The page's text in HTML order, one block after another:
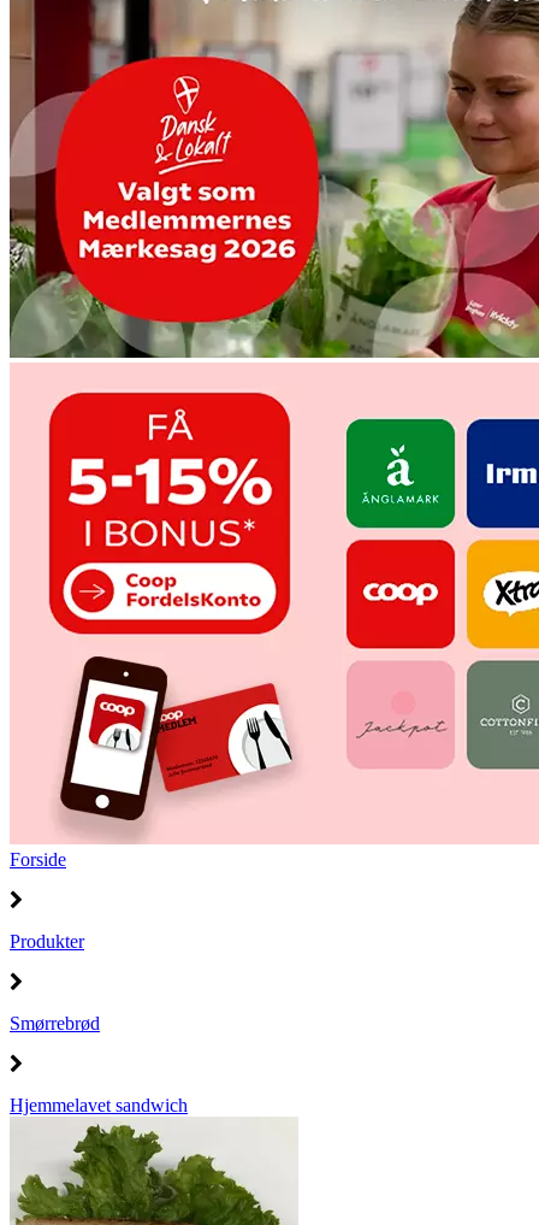
Forside
Produkter
Smørrebrød
Hjemmelavet sandwich